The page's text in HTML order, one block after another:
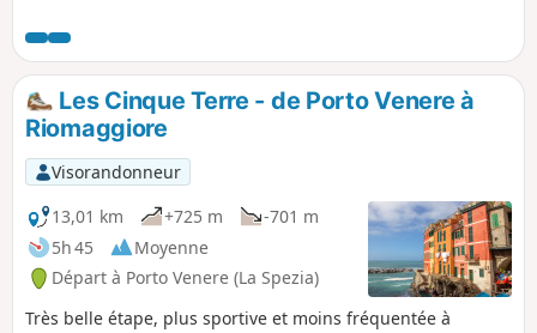
par des oliveraies, des vignobles et le maquis
méditerranéen. Il existe un point de vue panoramique sur
le fameux village et sa tour médiévale depuis le sentier
proche de Vernazza. Note modérateur randonnée payante,
voir les avis
Les Cinque Terre - de Porto Venere à
Riomaggiore
Visorandonneur
13,01 km
+725 m
-701 m
5h 45
Moyenne
Départ à Porto Venere (La Spezia)
Très belle étape, plus sportive et moins fréquentée à